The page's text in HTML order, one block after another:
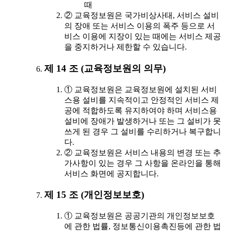
때
② 교육정보원은 국가비상사태, 서비스 설비
의 장애 또는 서비스 이용의 폭주 등으로 서
비스 이용에 지장이 있는 때에는 서비스 제공
을 중지하거나 제한할 수 있습니다.
제 14 조 (교육정보원의 의무)
① 교육정보원은 교육정보원에 설치된 서비
스용 설비를 지속적이고 안정적인 서비스 제
공에 적합하도록 유지하여야 하며 서비스용
설비에 장애가 발생하거나 또는 그 설비가 못
쓰게 된 경우 그 설비를 수리하거나 복구합니
다.
② 교육정보원은 서비스 내용의 변경 또는 추
가사항이 있는 경우 그 사항을 온라인을 통해
서비스 화면에 공지합니다.
제 15 조 (개인정보보호)
① 교육정보원은 공공기관의 개인정보보호
에 관한 법률, 정보통신이용촉진등에 관한 법